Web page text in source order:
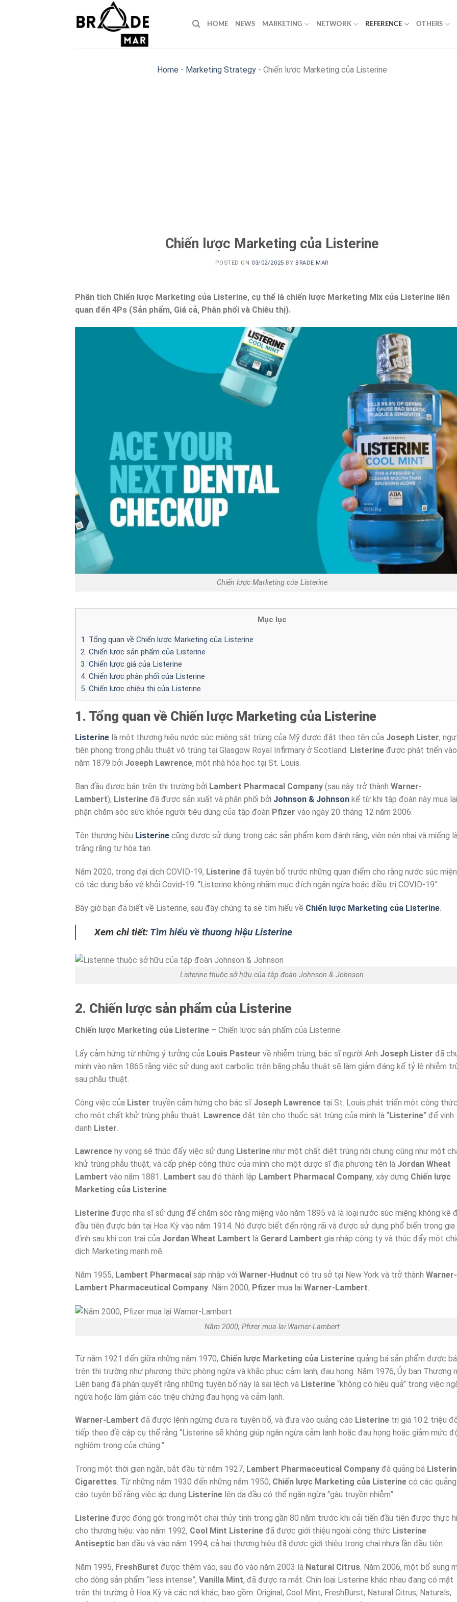
HOME NEWS MARKETING NETWORK REFERENCE OTHERS
Home - Marketing Strategy- Chiến lược Marketing của Listerine
Chiến lược Marketing của Listerine
POSTED ON 03/02/2025 BY BRADE MAR
Phân tích Chiến lược Marketing của Listerine, cụ thể là chiến lược Marketing Mix của Listerine liên
quan đến 4Ps (Sản phẩm, Giá cả, Phân phối và Chiêu thị).
Chiến lược Marketing của Listerine
Mục lục
1. Tổng quan về Chiến lược Marketing của Listerine
2. Chiến lược sản phẩm của Listerine
3. Chiến lược giá của Listerine
4. Chiến lược phân phối của Listerine
5. Chiến lược chiêu thị của Listerine
1. Tổng quan về Chiến lược Marketing của Listerine
Listerine là một thương hiệu nước súc miệng sát trùng của Mỹ được đặt theo tên của Joseph Lister,
tiên phong trong phẫu thuật vô trùng tại Glasgow Royal Infirmary ở Scotland. Listerine được phát triển vào
năm 1879 bởi Joseph Lawrence, một nhà hóa học tại St. Louis.
Ban đầu được bán trên thị trường bởi Lambert Pharmacal Company (sau này trở thành Warner-
Lambert), Listerine đã được sản xuất và phân phối bởi Johnson & Johnson kể từ khi tập đoàn này mua
phận chăm sóc sức khỏe người tiêu dùng của tập đoàn Pfizer vào ngày 20 tháng 12 năm 2006.
Tên thương hiệu Listerine cũng được sử dụng trong các sản phẩm kem đánh răng, viên nén nhai và miếng
trắng răng tự hòa tan.
Năm 2020, trong đại dịch COVID-19, Listerine đã tuyên bố trước những quan điểm cho rằng nước súc
có tác dụng bảo vệ khỏi Covid-19: “Listerine không nhằm mục đích ngăn ngừa hoặc điều trị COVID-19”.
Bây giờ bạn đã biết về Listerine, sau đây chúng ta sẽ tìm hiểu về Chiến lược Marketing của Listerine
Xem chi tiết: Tìm hiểu về thương hiệu Listerine
Listerine thuộc sở hữu của tập đoàn Johnson & Johnson
2. Chiến lược sản phẩm của Listerine
Chiến lược Marketing của Listerine – Chiến lược sản phẩm của Listerine.
Lấy cảm hứng từ những ý tưởng của Louis Pasteur về nhiễm trùng, bác sĩ người Anh Joseph Lister đã
minh vào năm 1865 rằng việc sử dụng axit carbolic trên băng phẫu thuật sẽ làm giảm đáng kể tỷ lệ nhiễm
sau phẫu thuật.
Công việc của Lister truyền cảm hứng cho bác sĩ Joseph Lawrence tại St. Louis phát triển một công thức
cho một chất khử trùng phẫu thuật. Lawrence đặt tên cho thuốc sát trùng của mình là “Listerine” để vinh
danh Lister
Lawrence hy vọng sẽ thúc đẩy việc sử dụng Listerine như một chất diệt trùng nói chung cũng như một
khử trùng phẫu thuật, và cấp phép công thức của mình cho một dược sĩ địa phương tên là Jordan Wheat
Lambert vào năm 1881. Lambert sau đó thành lập Lambert Pharmacal Company, xây dựng Chiến lược
Marketing của Listerine.
Listerine được nha sĩ sử dụng để chăm sóc răng miệng vào năm 1895 và là loại nước súc miệng không kê
đầu tiên được bán tại Hoa Kỳ vào năm 1914. Nó được biết đến rộng rãi và được sử dụng phổ biến trong gia
đình sau khi con trai của Jordan Wheat Lambert là Gerard Lambert gia nhập công ty và thúc đẩy một
dịch Marketing mạnh mẽ.
Năm 1955, Lambert Pharmacal sáp nhập với Warner-Hudnut có trụ sở tại New York và trở thành Warner-
Lambert Pharmaceutical Company. Năm 2000, Pfizer mua lại Warner-Lambert.
Năm 2000, Pfizer mua lại Warner-Lambert
Từ năm 1921 đến giữa những năm 1970, Chiến lược Marketing của Listerine quảng bá sản phẩm được
trên thị trường như phương thức phòng ngừa và khắc phục cảm lạnh, đau họng. Năm 1976, Ủy ban Thương
Liên bang đã phán quyết rằng những tuyên bố này là sai lệch và Listerine “không có hiệu quả” trong việc
ngừa hoặc làm giảm các triệu chứng đau họng và cảm lạnh.
Warner-Lambert đã được lệnh ngừng đưa ra tuyên bố, và đưa vào quảng cáo Listerine trị giá 10.2 triệu
tiếp theo đề cập cụ thể rằng “Listerine sẽ không giúp ngăn ngừa cảm lạnh hoặc đau họng hoặc giảm mức
nghiêm trọng của chúng.”
Trong một thời gian ngắn, bắt đầu từ năm 1927, Lambert Pharmaceutical Company đã quảng bá
Cigarettes. Từ những năm 1930 đến những năm 1950, Chiến lược Marketing của Listerine có các quảng
cáo tuyên bố rằng việc áp dụng Listerine lên da đầu có thể ngăn ngừa “gàu truyền nhiễm”.
Listerine được đóng gói trong một chai thủy tinh trong gần 80 năm trước khi cải tiến đầu tiên được thực
cho thương hiệu: vào năm 1992, Cool Mint Listerine đã được giới thiệu ngoài công thức Listerine
Antiseptic ban đầu và vào năm 1994, cả hai thương hiệu đã được giới thiệu trong chai nhựa lần đầu tiên.
Năm 1995, FreshBurst được thêm vào, sau đó vào năm 2003 là Natural Citrus . Năm 2006, một bổ sung
cho dòng sản phẩm “less intense”, Vanilla Mint, đã được ra mắt. Chín loại Listerine khác nhau đang có mặt
trên thị trường ở Hoa Kỳ và các nơi khác, bao gồm: Original, Cool Mint, FreshBurst, Natural Citrus, Naturals,